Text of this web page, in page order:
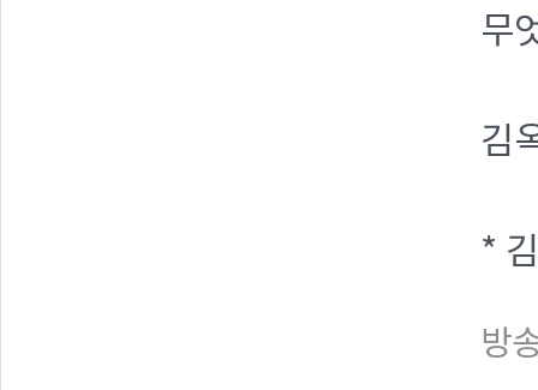
무
김
*
방